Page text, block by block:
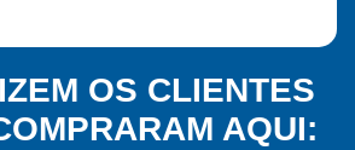
OS CLIENTES
AQUI: